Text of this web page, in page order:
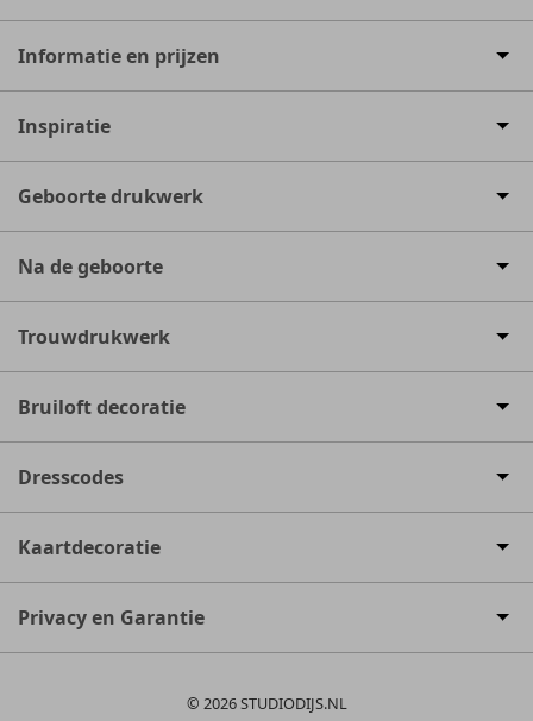
Informatie en prijzen
Inspiratie
Geboorte drukwerk
Na de geboorte
Trouwdrukwerk
Bruiloft decoratie
Dresscodes
Kaartdecoratie
Privacy en Garantie
© 2026 STUDIODIJS.NL